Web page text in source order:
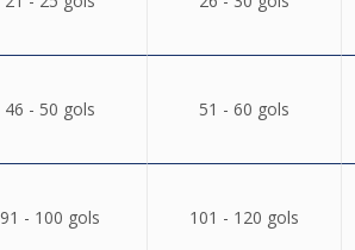
46 - 50 gols 51 - 60 gols
91 - 100 gols 101 - 120 gols